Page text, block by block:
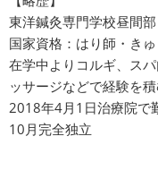
東洋鍼灸専門学校昼間
国家資格：はり師・き
在学中よりコルギ、ス
ッサージなどで経験を積
2018年4月1日治療院で
10月完全独立